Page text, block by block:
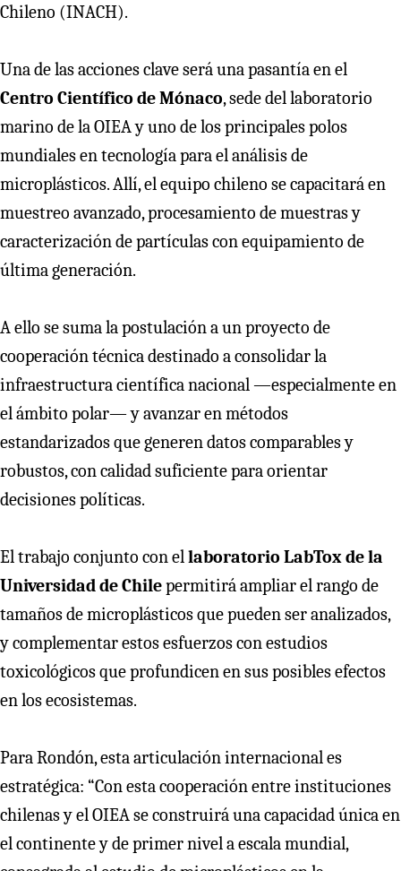
Chileno (INACH).
Una de las acciones clave será una pasantía en el
Centro Científico de Mónaco, sede del laboratorio
marino de la OIEA y uno de los principales polos
mundiales en tecnología para el análisis de
microplásticos. Allí, el equipo chileno se capacitará en
muestreo avanzado, procesamiento de muestras y
caracterización de partículas con equipamiento de
última generación.
A ello se suma la postulación a un proyecto de
cooperación técnica destinado a consolidar la
infraestructura científica nacional —especialmente en
el ámbito polar— y avanzar en métodos
estandarizados que generen datos comparables y
robustos, con calidad suficiente para orientar
decisiones políticas.
El trabajo conjunto con ellaboratorio LabTox de la
Universidad de Chilepermitirá ampliar el rango de
tamaños de microplásticos que pueden ser analizados,
y complementar estos esfuerzos con estudios
toxicológicos que profundicen en sus posibles efectos
en los ecosistemas.
Para Rondón, esta articulación internacional es
estratégica: “Con esta cooperación entre instituciones
chilenas y el OIEA se construirá una capacidad única en
el continente y de primer nivel a escala mundial,